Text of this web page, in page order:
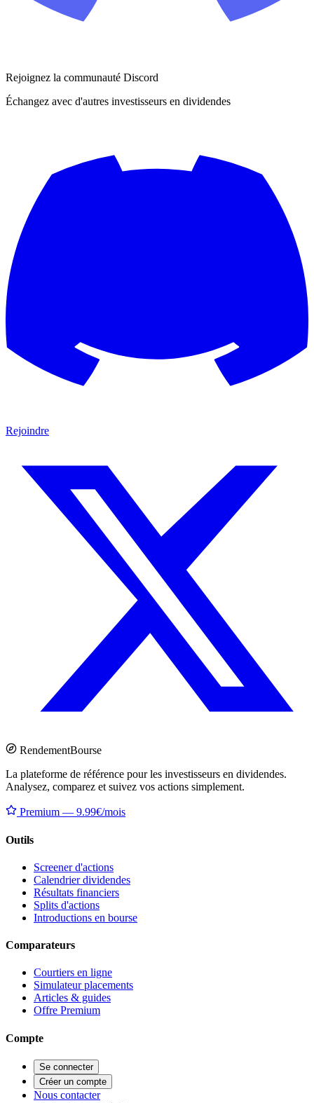
Rejoignez la communauté Discord
Échangez avec d'autres investisseurs en dividendes
Rejoindre
RendementBourse
La plateforme de référence pour les investisseurs en dividendes.
Analysez, comparez et suivez vos actions simplement.
Premium — 9.99€/mois
Outils
Screener d'actions
Calendrier dividendes
Résultats financiers
Splits d'actions
Introductions en bourse
Comparateurs
Courtiers en ligne
Simulateur placements
Articles & guides
Offre Premium
Compte
Se connecter
Créer un compte
Nous contacter